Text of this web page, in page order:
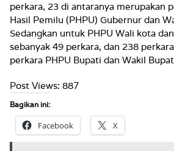
perkara, 23 di antaranya merupakan
Hasil Pemilu (PHPU) Gubernur dan
Sedangkan untuk PHPU Wali kota
sebanyak 49 perkara, dan 238
perkara PHPU Bupati dan Wakil
Post Views: 887
Bagikan ini:
Facebook X